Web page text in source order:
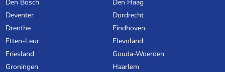
Den Bosch
Den Haag
Deventer
Dordrecht
Drenthe
Eindhoven
Etten-Leur
Flevoland
Friesland
Gouda-Woerden
Groningen
Haarlem